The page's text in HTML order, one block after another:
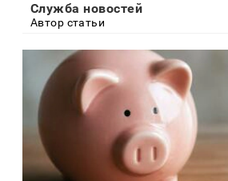
Служба новостей
Автор статьи